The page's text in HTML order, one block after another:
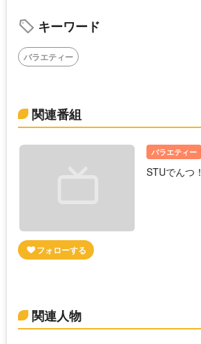
キーワード
バラエティー
関連番組
バラエティー
STUでんつ！
関連人物